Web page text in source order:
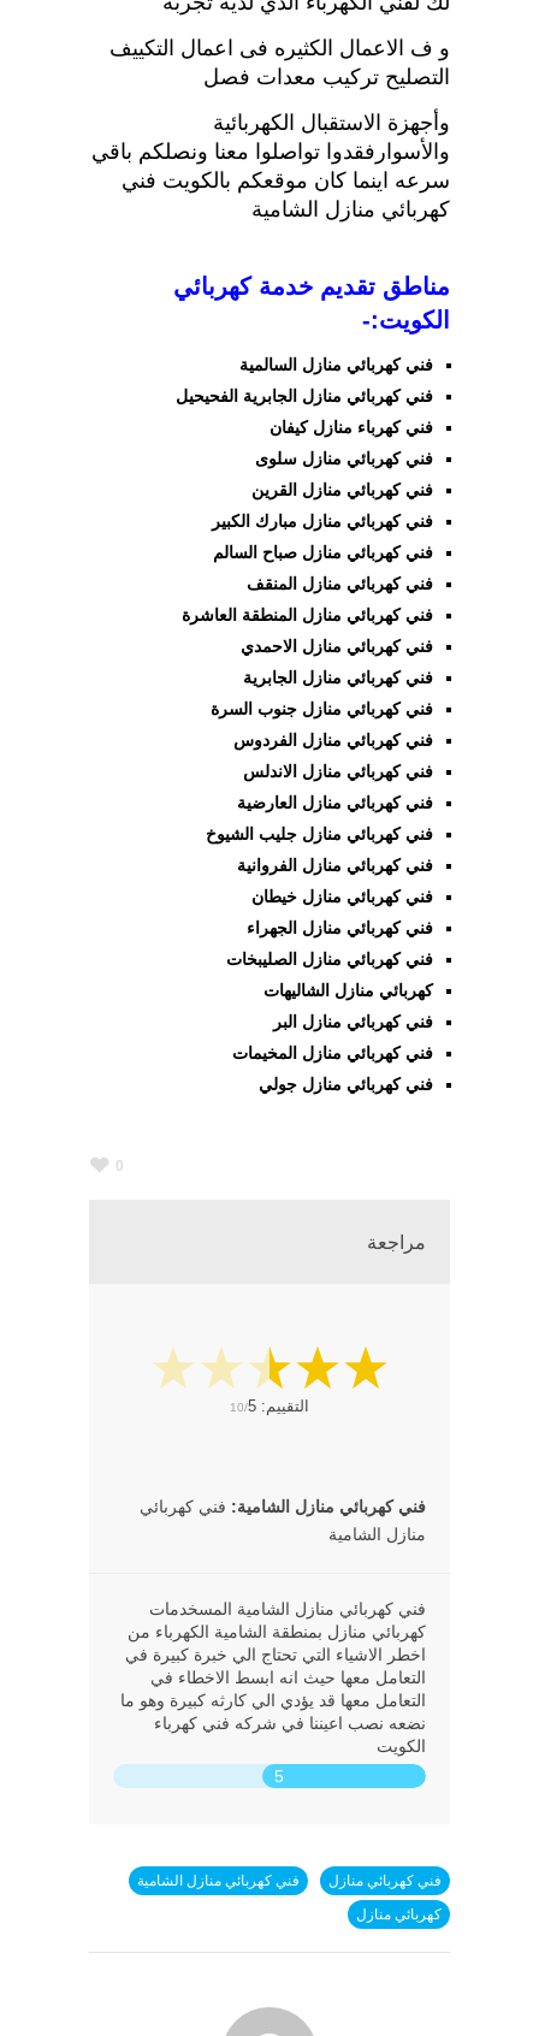
و ف الاعمال الكثيره فى اعمال التكييف
التصليح تركيب معدات فصل
وأجهزة الاستقبال الكهربائية
والأسوارفقدوا تواصلوا معنا ونصلكم باقي
سرعه اينما كان موقعكم بالكويت فني
كهربائي منازل الشامية
مناطق تقديم خدمة كهربائي
الكويت:-
فني كهربائي منازل السالمية
فني كهربائي منازل الجابرية الفحيحيل
فني كهرباء منازل كيفان
فني كهربائي منازل سلوى
فني كهربائي منازل القرين
فني كهربائي منازل مبارك الكبير
فني كهربائي منازل صباح السالم
فني كهربائي منازل المنقف
فني كهربائي منازل المنطقة العاشرة
فنيكهربائي منازل الاحمدي
فني كهربائي منازل الجابرية
فني كهربائي منازل جنوب السرة
فني كهربائي منازل الفردوس
فني كهربائي منازل الاندلس
فني كهربائي منازل العارضية
فني كهربائي منازل جليب الشيوخ
فني كهربائي منازل الفروانية
فني كهربائي منازل خيطان
فني كهربائي منازل الجهراء
فني كهربائي منازل الصليبخات
كهربائي منازل الشاليهات
فني كهربائي منازل البر
فني كهربائي منازل المخيمات
فني كهربائي منازل جولي
0
مراجعة
التقييم: 10/5
فني كهربائي منازل الشامية
فني كهربائي
منازل الشامية
فني كهربائي منازل الشامية المسخدمات
كهربائي منازل بمنطقة الشامية الكهرباء من
اخطر الاشياء التي تحتاج الي خبرة كبيرة في
التعامل معها حيث انه ابسط الاخطاء في
التعامل معها قد يؤدي الي كارثه كبيرة وهو ما
نضعه نصب اعيننا في شركه فني كهرباء
الكويت
5
فني كهربائي منازل
فني كهربائي منازل الشامية
كهربائي منازل